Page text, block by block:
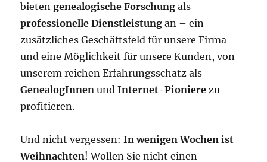
bietengenealogische Forschung als
professionelle Dienstleistung an – ein
zusätzliches Geschäftsfeld für unsere Firma
und eine Möglichkeit für unsere Kunden, von
unserem reichen Erfahrungsschatz als
GenealogInnen undInternet-Pioniere zu
profitieren.
Und nicht vergessen:In wenigen Wochen ist
Weihnachten! Wollen Sie nicht einen